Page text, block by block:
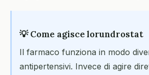
💡 Come agisce lorundrostat
Il farmaco funziona in modo
antipertensivi. Invece di agire